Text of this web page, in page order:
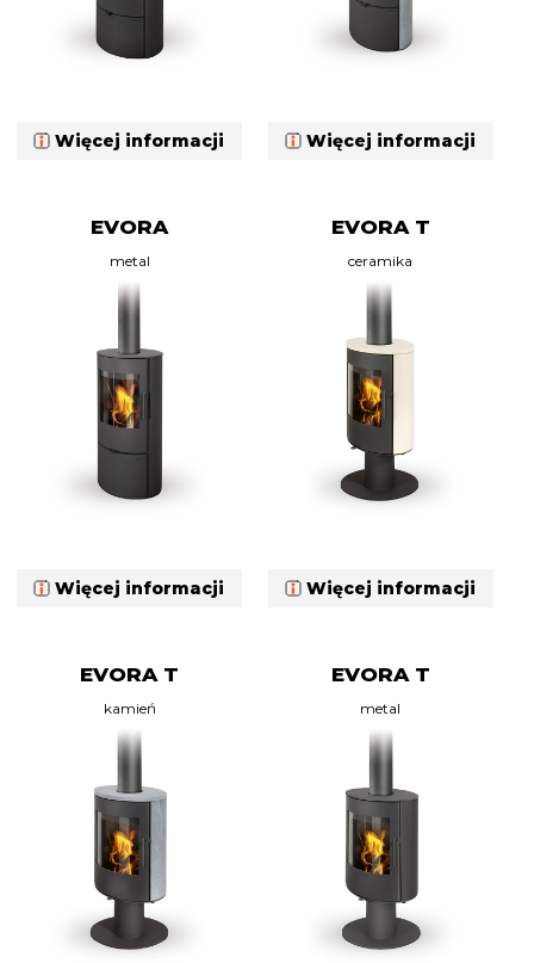
Więcej informacji Więcej informacji
EVORA
metal
Więcej informacji
EVORA T
ceramika
Więcej informacji
EVORA T
kamień
EVORA T
metal